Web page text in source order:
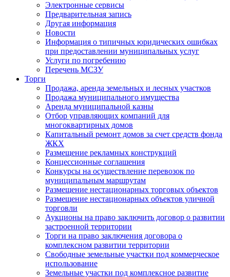
Электронные сервисы
Предварительная запись
Другая информация
Новости
Информация о типичных юридических ошибках
при предоставлении муниципальных услуг
Услуги по погребению
Перечень МСЗУ
Торги
Продажа, аренда земельных и лесных участков
Продажа муниципального имущества
Аренда муниципальной казны
Отбор управляющих компаний для
многоквартирных домов
Капитальный ремонт домов за счет средств фонда
ЖКХ
Размещение рекламных конструкций
Концессионные соглашения
Конкурсы на осуществление перевозок по
муниципальным маршрутам
Размещение нестационарных торговых объектов
Размещение нестационарных объектов уличной
торговли
Аукционы на право заключить договор о развитии
застроенной территории
Торги на право заключения договора о
комплексном развитии территории
Свободные земельные участки под коммерческое
использование
Земельные участки под комплексное развитие